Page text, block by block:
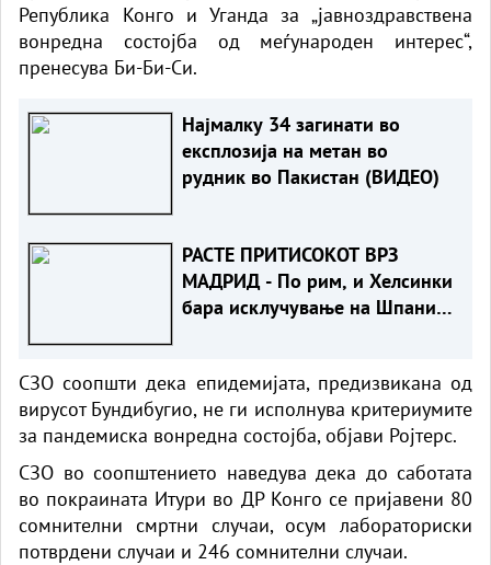
Република Конго и Уганда за „јавноздравствена
вонредна состојба од меѓународен интерес“,
пренесува Би-Би-Си.
Најмалку 34 загинати во
експлозија на метан во
рудник во Пакистан (ВИДЕО)
РАСТЕ ПРИТИСОКОТ ВРЗ
МАДРИД - По рим, и Хелсинки
бара исклучување на Шпанија
СЗО соопшти дека епидемијата, предизвикана од
вирусот Бундибугио, не ги исполнува критериумите
за пандемиска вонредна состојба, објави Ројтерс.
СЗО во соопштението наведува дека до саботата
во покраината Итури во ДР Конго се пријавени 80
сомнителни смртни случаи, осум лабораториски
потврдени случаи и 246 сомнителни случаи.